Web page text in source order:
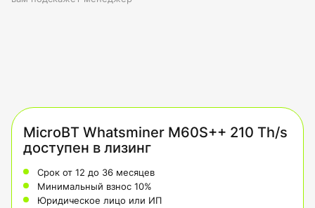
MicroBT Whatsminer M60S++ 210 Th/s
доступен в лизинг
Срок от 12 до 36 месяцев
Минимальный взнос 10%
Юридическое лицо или ИП